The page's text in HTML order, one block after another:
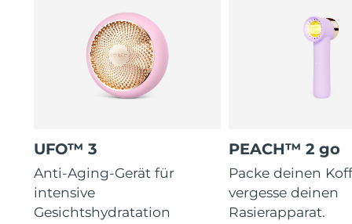
UFO™ 3
Anti-Aging-Gerät für
intensive
Gesichtshydratation
PEACH™ 2 go
Packe deinen
vergesse deinen
Rasierapparat.